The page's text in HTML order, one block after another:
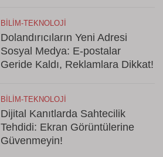
BILIM-TEKNOLOJI
Dolandırıcıların Yeni Adresi
Sosyal Medya: E-postalar
Geride Kaldı, Reklamlara Dikkat!
BILIM-TEKNOLOJI
Dijital Kanıtlarda Sahtecilik
Tehdidi: Ekran Görüntülerine
Güvenmeyin!